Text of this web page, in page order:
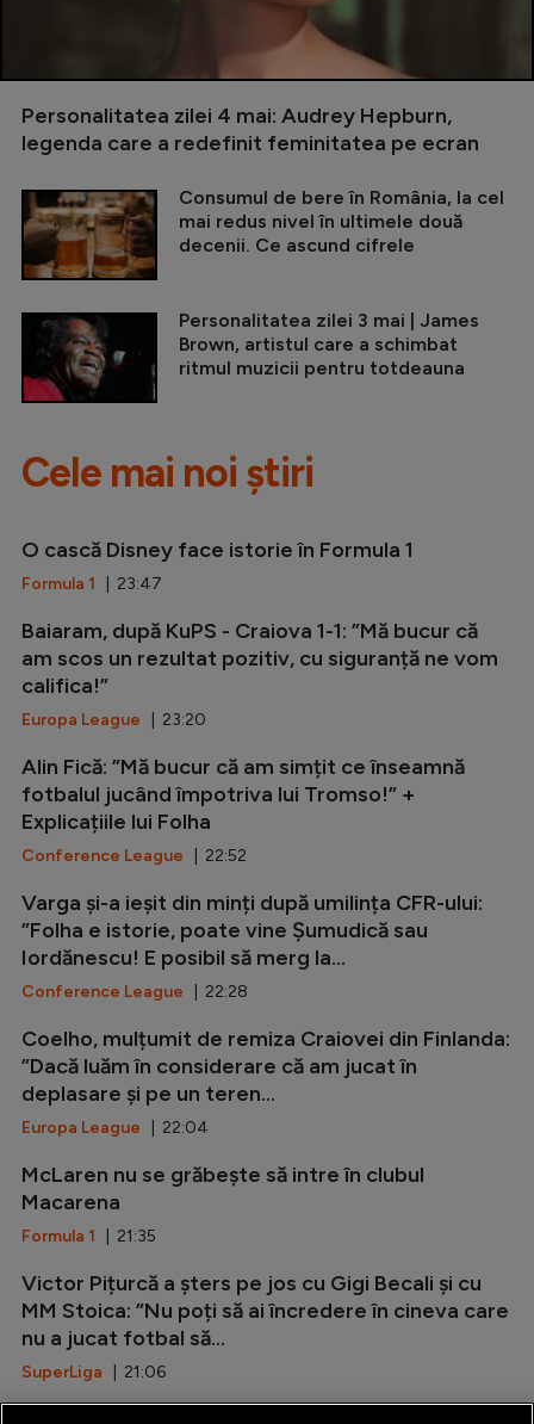
Personalitatea zilei 4 mai: Audrey Hepburn,
legenda care a redefinit feminitatea pe ecran
Consumul de bere în România, la cel
mai redus nivel în ultimele două
decenii. Ce ascund cifrele
Personalitatea zilei 3 mai | James
Brown, artistul care a schimbat
ritmul muzicii pentru totdeauna
Cele mai noi știri
O cască Disney face istorie în Formula 1
Formula 1 | 23:47
Baiaram, după KuPS - Craiova 1-1: ”Mă bucur că
am scos un rezultat pozitiv, cu siguranță ne vom
califica!”
Europa League | 23:20
Alin Fică: ”Mă bucur că am simțit ce înseamnă
fotbalul jucând împotriva lui Tromso!” +
Explicațiile lui Folha
Conference League | 22:52
Varga și-a ieșit din minți după umilința CFR-ului:
”Folha e istorie, poate vine Șumudică sau
Iordănescu! E posibil să merg la...
Conference League | 22:28
Coelho, mulțumit de remiza Craiovei din Finlanda:
”Dacă luăm în considerare că am jucat în
deplasare și pe un teren...
Europa League | 22:04
McLaren nu se grăbește să intre în clubul
Macarena
Formula 1 | 21:35
Victor Pițurcă a șters pe jos cu Gigi Becali și cu
MM Stoica: ”Nu poți să ai încredere în cineva care
nu a jucat fotbal să...
SuperLiga | 21:06